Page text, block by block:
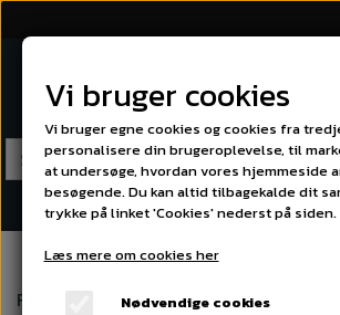
Forside FORSTÆRKERE
Vi bruger cookies
Vi bruger egne cookies og cookies fra
personalisere din brugeroplevelse, til
at undersøge, hvordan vores hjemmeside
besøgende. Du kan altid tilbagekalde dit
trykke på linket 'Cookies' nederst på siden.
Læs mere om cookies her
Nødvendige cookies